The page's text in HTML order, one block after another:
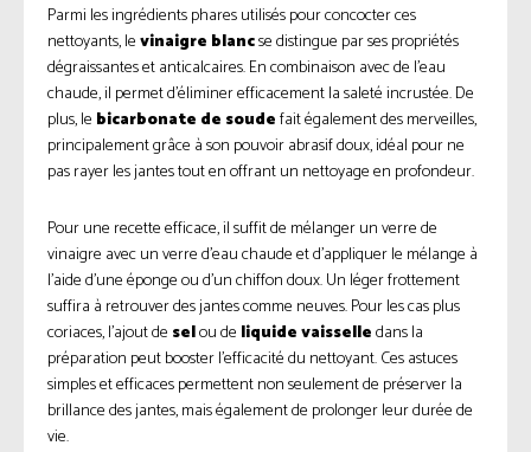
Parmi les ingrédients phares utilisés pour concocter ces
nettoyants, levinaigre blancse distingue par ses propriétés
dégraissantes et anticalcaires. En combinaison avec de l’eau
chaude, il permet d’éliminer efficacement la saleté incrustée. De
plus, le bicarbonate de soudefait également des merveilles,
principalement grâce à son pouvoir abrasif doux, idéal pour ne
pas rayer les jantes tout en offrant un nettoyage en profondeur.
Pour une recette efficace, il suffit de mélanger un verre de
vinaigre avec un verre d’eau chaude et d’appliquer le mélange à
l’aide d’une éponge ou d’un chiffon doux. Un léger frottement
suffira à retrouver des jantes comme neuves. Pour les cas plus
coriaces, l’ajout de selou de liquide vaisselledans la
préparation peut booster l’efficacité du nettoyant. Ces astuces
simples et efficaces permettent non seulement de préserver la
brillance des jantes, mais également de prolonger leur durée de
vie.